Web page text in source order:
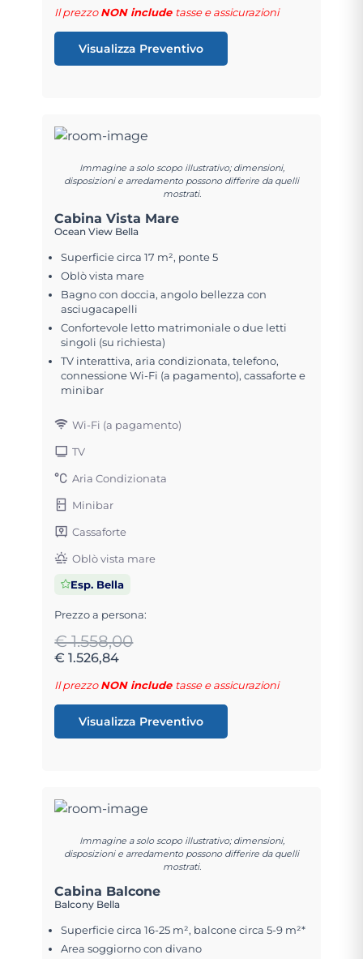
Il prezzoNON include tasse e assicurazioni
Visualizza Preventivo
Immagine a solo scopo illustrativo; dimensioni,
disposizioni e arredamento possono differire da quelli
mostrati.
Cabina Vista Mare
Ocean View Bella
Superficie circa 17 m², ponte 5
Oblò vista mare
Bagno con doccia, angolo bellezza con
asciugacapelli
Confortevole letto matrimoniale o due letti
singoli (su richiesta)
TV interattiva, aria condizionata, telefono,
connessione Wi-Fi (a pagamento), cassaforte e
minibar
Wi-Fi (a pagamento)
TV
Aria Condizionata
Minibar
Cassaforte
Oblò vista mare
Esp. Bella
Prezzo a persona:
€ 1.558,00
€ 1.526,84
Il prezzoNON include tasse e assicurazioni
Visualizza Preventivo
Immagine a solo scopo illustrativo; dimensioni,
disposizioni e arredamento possono differire da quelli
mostrati.
Cabina Balcone
Balcony Bella
Superficie circa 16-25 m², balcone circa 5-9 m²*
Area soggiorno con divano